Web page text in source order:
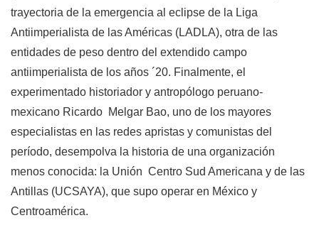
trayectoria de la emergencia al eclipse de la Liga
Antiimperialista de las Américas (LADLA), otra de las
entidades de peso dentro del extendido campo
antiimperialista de los años ´20. Finalmente, el
experimentado historiador y antropólogo peruano-
mexicano Ricardo Melgar Bao, uno de los mayores
especialistas en las redes apristas y comunistas del
período, desempolva la historia de una organización
menos conocida: la Unión Centro Sud Americana y de las
Antillas (UCSAYA), que supo operar en México y
Centroamérica.